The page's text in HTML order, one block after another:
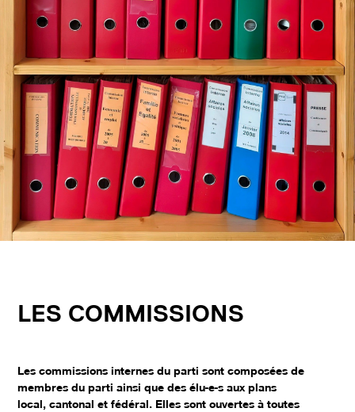
LES COMMISSIONS
Les commissions internes du parti sont composées de
membres du parti ainsi que des élu-e-s aux plans
local, cantonal et fédéral. Elles sont ouvertes à toutes